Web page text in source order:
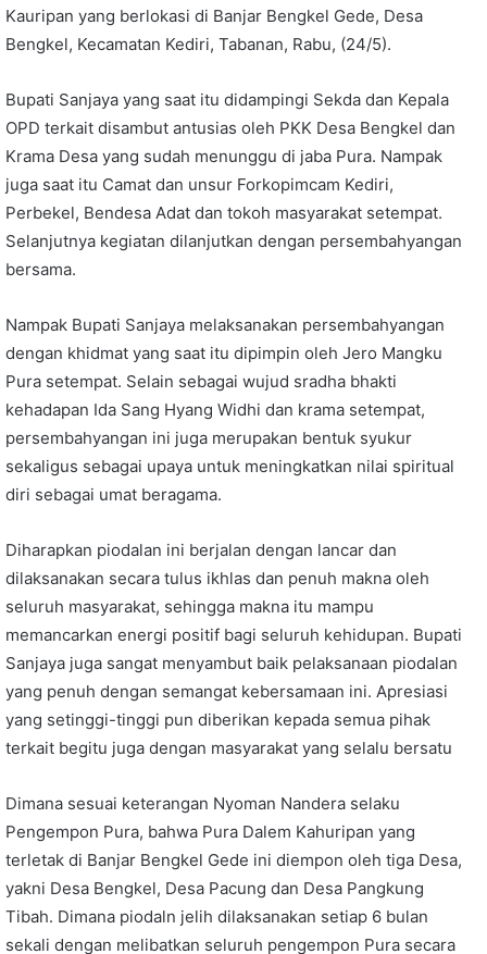
Kauripan yang berlokasi di Banjar Bengkel Gede, Desa
Bengkel, Kecamatan Kediri, Tabanan, Rabu, (24/5).
Bupati Sanjaya yang saat itu didampingi Sekda dan Kepala
OPD terkait disambut antusias oleh PKK Desa Bengkel dan
Krama Desa yang sudah menunggu di jaba Pura. Nampak
juga saat itu Camat dan unsur Forkopimcam Kediri,
Perbekel, Bendesa Adat dan tokoh masyarakat setempat.
Selanjutnya kegiatan dilanjutkan dengan persembahyangan
bersama.
Nampak Bupati Sanjaya melaksanakan persembahyangan
dengan khidmat yang saat itu dipimpin oleh Jero Mangku
Pura setempat. Selain sebagai wujud sradha bhakti
kehadapan Ida Sang Hyang Widhi dan krama setempat,
persembahyangan ini juga merupakan bentuk syukur
sekaligus sebagai upaya untuk meningkatkan nilai spiritual
diri sebagai umat beragama.
Diharapkan piodalan ini berjalan dengan lancar dan
dilaksanakan secara tulus ikhlas dan penuh makna oleh
seluruh masyarakat, sehingga makna itu mampu
memancarkan energi positif bagi seluruh kehidupan. Bupati
Sanjaya juga sangat menyambut baik pelaksanaan piodalan
yang penuh dengan semangat kebersamaan ini. Apresiasi
yang setinggi-tinggi pun diberikan kepada semua pihak
terkait begitu juga dengan masyarakat yang selalu bersatu
Dimana sesuai keterangan Nyoman Nandera selaku
Pengempon Pura, bahwa Pura Dalem Kahuripan yang
terletak di Banjar Bengkel Gede ini diempon oleh tiga Desa,
yakni Desa Bengkel, Desa Pacung dan Desa Pangkung
Tibah. Dimana piodaln jelih dilaksanakan setiap 6 bulan
sekali dengan melibatkan seluruh pengempon Pura secara